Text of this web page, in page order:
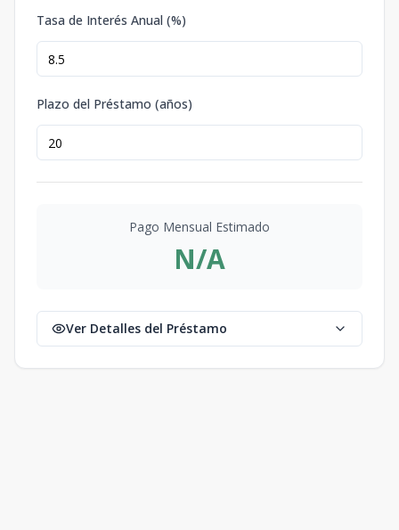
Tasa de Interés Anual (%)
Plazo del Préstamo (años)
Pago Mensual Estimado
N/A
Ver Detalles del Préstamo